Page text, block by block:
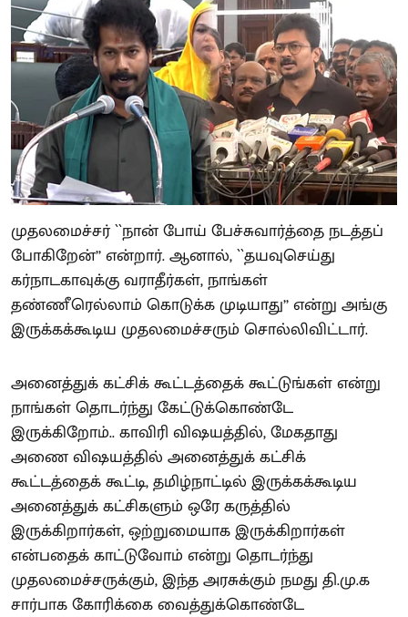
முதலமைச்சர் ``நான் போய் பேச்சுவார்த்தை நடத்தப்
போகிறேன்’’ என்றார். ஆனால், ``தயவுசெய்து
கர்நாடகாவுக்கு வராதீர்கள், நாங்கள்
தண்ணீரெல்லாம் கொடுக்க முடியாது’’ என்று அங்கு
இருக்கக்கூடிய முதலமைச்சரும் சொல்லிவிட்டார்.
அனைத்துக் கட்சிக் கூட்டத்தைக் கூட்டுங்கள் என்று
நாங்கள் தொடர்ந்து கேட்டுக்கொண்டே
இருக்கிறோம்.. காவிரி விஷயத்தில், மேகதாது
அணை விஷயத்தில் அனைத்துக் கட்சிக்
கூட்டத்தைக் கூட்டி, தமிழ்நாட்டில் இருக்கக்கூடிய
அனைத்துக் கட்சிகளும் ஒரே கருத்தில்
இருக்கிறார்கள், ஒற்றுமையாக இருக்கிறார்கள்
என்பதைக் காட்டுவோம் என்று தொடர்ந்து
முதலமைச்சருக்கும், இந்த அரசுக்கும் நமது தி.மு.க
சார்பாக கோரிக்கை வைத்துக்கொண்டே